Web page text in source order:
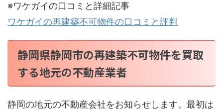
※ワケガイの口コミと詳細記事
ワケガイの再建築不可物件の口コミと評判
静岡県静岡市の再建築不可物件を買取
する地元の不動産業者
静岡の地元の不動産会社をお知らせします。最初は